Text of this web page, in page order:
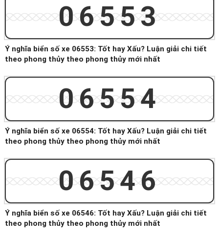
06553
Ý nghĩa biển số xe 06553: Tốt hay Xấu? Luận giải chi tiết
theo phong thủy theo phong thủy mới nhất
06554
Ý nghĩa biển số xe 06554: Tốt hay Xấu? Luận giải chi tiết
theo phong thủy theo phong thủy mới nhất
06546
Ý nghĩa biển số xe 06546: Tốt hay Xấu? Luận giải chi tiết
theo phong thủy theo phong thủy mới nhất